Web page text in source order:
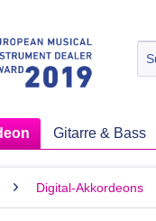
Gitarre & Bass
Digital-Akkordeons